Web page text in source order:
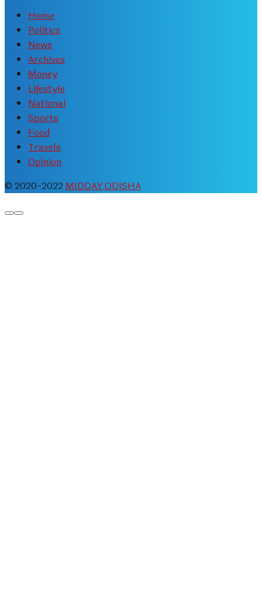
Home
Politics
News
Archives
Money
Lifestyle
National
Sports
Food
Travels
Opinion
© 2020-2022 MIDDAY ODISHA